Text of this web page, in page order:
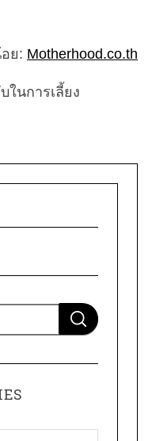
ย: Motherhood.co.th
ในการเลี้ยง
S
E
C